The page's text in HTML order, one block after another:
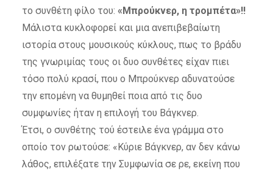
το συνθέτη φίλο του: «Μπρούκνερ, η τρομπέτα»!!
Μάλιστα κυκλοφορεί και μια ανεπιβεβαίωτη
ιστορία στους μουσικούς κύκλους, πως το βράδυ
της γνωριμίας τους οι δυο συνθέτες είχαν πιει
τόσο πολύ κρασί, που ο Μπρούκνερ αδυνατούσε
την επομένη να θυμηθεί ποια από τις δυο
συμφωνίες ήταν η επιλογή του Βάγκνερ.
Έτσι, ο συνθέτης τού έστειλε ένα γράμμα στο
οποίο τον ρωτούσε: «Κύριε Βάγκνερ, αν δεν κάνω
λάθος, επιλέξατε την Συμφωνία σε ρε, εκείνη που